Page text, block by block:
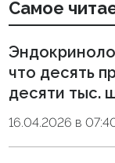
Самое
что десять
десяти тыс.
16.04.2026 в